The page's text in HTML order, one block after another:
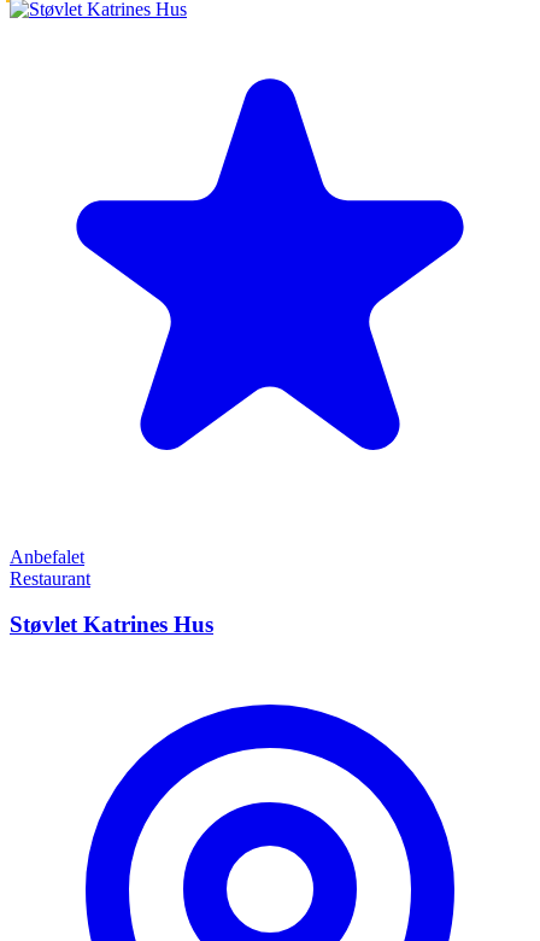
Anbefalet
Restaurant
Støvlet Katrines Hus